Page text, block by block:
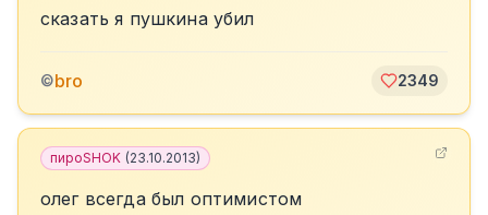
сказать я пушкина убил
©bro 2349
пироSHOK (23.10.2013)
олег всегда был оптимистом